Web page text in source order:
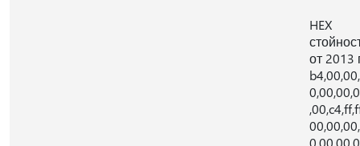
HEX
от 2013